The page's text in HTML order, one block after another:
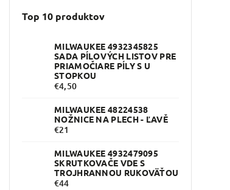
Top 10 produktov
MILWAUKEE 4932345825
SADA PÍLOVÝCH LISTOV PRE
PRIAMOČIARE PÍLY S U
STOPKOU
€4,50
MILWAUKEE 48224538
NOŽNICE NA PLECH - ĽAVĚ
€21
MILWAUKEE 4932479095
SKRUTKOVAČE VDE S
TROJHRANNOU RUKOVÄŤOU
€44